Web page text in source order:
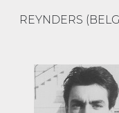
REYNDERS